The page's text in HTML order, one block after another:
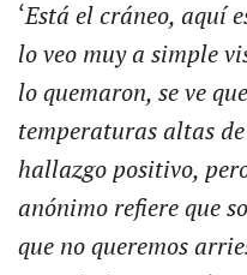
‘Está el cráneo, aquí
lo veo muy a simple
lo quemaron, se ve
temperaturas altas de
hallazgo positivo,
anónimo refiere que
que no queremos